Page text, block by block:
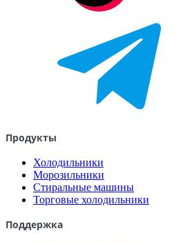
Продукты
Холодильники
Морозильники
Стиральные машины
Торговые холодильники
Поддержка